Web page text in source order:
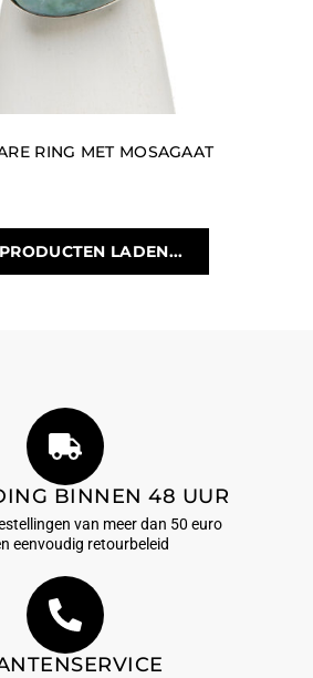
RING MET MOSAGAAT
LADEN...
BINNEN 48 UUR
van meer dan 50 euro
eenvoudig retourbeleid